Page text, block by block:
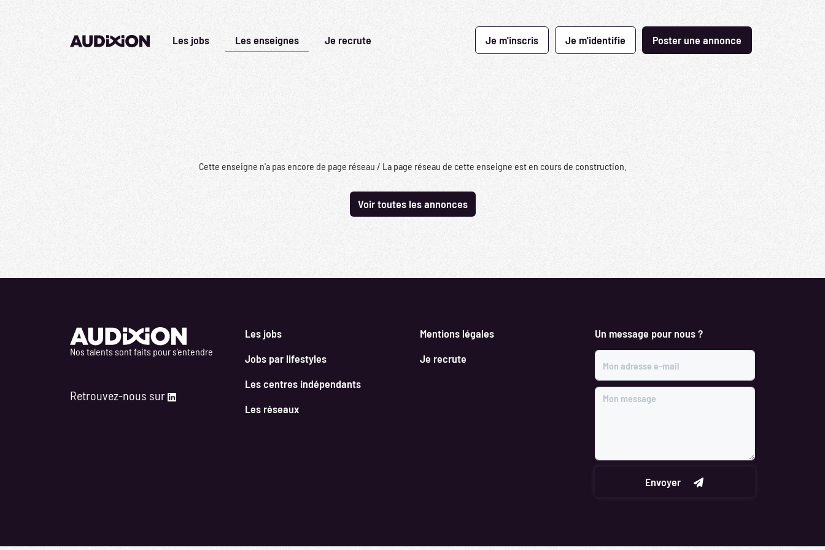
Les jobs Les enseignes Je recrute Je m'inscris Je m'identifie Poster une annonce
Cette enseigne n'a pas encore de page réseau / La page réseau de cette enseigne est en cours de construction.
Voir toutes les annonces
Nos talents sont faits pour s’entendre
Retrouvez-nous sur
Les jobs
Jobs par lifestyles
Les centres indépendants
Les réseaux
Mentions légales
Je recrute
Un message pour nous ?
Mon adresse e-mail
Mon message
Envoyer